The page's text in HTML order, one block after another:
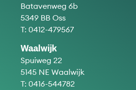
Batavenweg 6b
5349 BB Oss
T: 0412-479567
Waalwijk
Spuiweg 22
5145 NE Waalwijk
T: 0416-544782